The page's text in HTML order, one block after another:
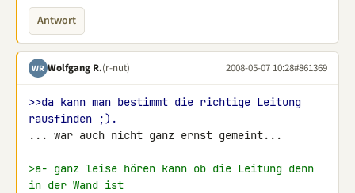
Antwort
WR Wolfgang R.(r-nut) 2008-05-07 10:28#861369
>>da kann man bestimmt die richtige Leitung
rausfinden ;).
... war auch nicht ganz ernst gemeint...
>a- ganz leise hören kann ob die Leitung denn
in der Wand ist